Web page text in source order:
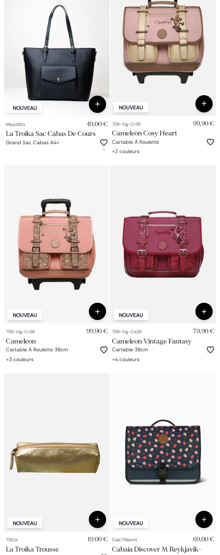
NOUVEAU
Mbe2851 49,00 €
La Troïka Sac Cabas De Cours
Grand Sac Cabas A4+
4
NOUVEAU
709-Vig-Cr38 99,90 €
Cameleon Cosy Heart
Cartable À Roulette
+2 couleurs
NOUVEAU
709-Vig-Cr38 99,90 €
Cameleon
Cartable À Roulette 38cm
+3 couleurs
NOUVEAU
709-Vig-Ca38 79,90 €
Cameleon Vintage Fantasy
Cartable 38cm
+4 couleurs
NOUVEAU
T001s 19,00 €
La Troika Trousse
NOUVEAU
Cab736avht 69,00 €
Cabaia Discover M Reykjavik-